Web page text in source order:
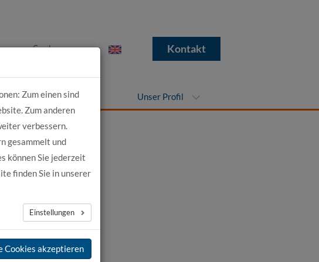
Suche Kontakt
Für Unternehmen Unser Profil
der Hochschule
und
Zum einen sind
Zum anderen
verbessern.
gesammelt und
können Sie jederzeit
finden Sie in unserer
Einstellungen
Cookies akzeptieren